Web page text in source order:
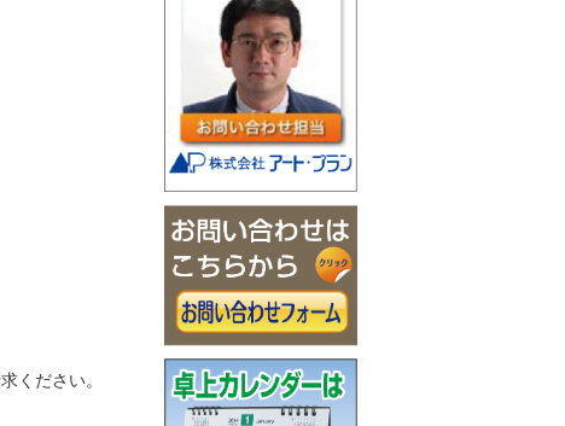
ください。